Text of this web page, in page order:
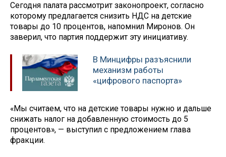
Сегодня палата рассмотрит законопроект, согласно
которому предлагается снизить НДС на детские
товары до 10 процентов, напомнил Миронов. Он
заверил, что партия поддержит эту инициативу.
В Минцифры разъяснили
механизм работы
«цифрового паспорта»
«Мы считаем, что на детские товары нужно и дальше
снижать налог на добавленную стоимость до 5
процентов», — выступил с предложением глава
фракции.